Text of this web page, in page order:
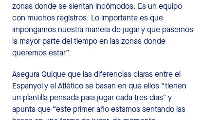
zonas donde se sientan incómodos. Es un equipo
con muchos registros. Lo importante es que
impongamos nuestra manera de jugar y que pasemos
la mayor parte del tiempo en las zonas donde
queremos estar”.
Asegura Quique que las diferencias claras entre el
Espanyol y el Atlético se basan en que ellos “tienen
un plantilla pensada para jugar cada tres días” y
apunta que “este primer año estamos sentando las